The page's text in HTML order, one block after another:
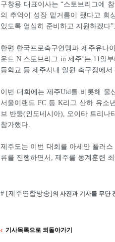
구창용 대표이사는 “스토브리그에
의 추억이 성장 밑거름이 됐다고 회
있도록 열심히 준비하고 지원하겠다
한편 한국프로축구연맹과 제주유나
운드 N 스토브리그 in 제주’는 11일
등학교 등 제주시내 일원 축구장에서
이번 대회에는 제주Utd를 비롯해 울
서울이랜드 FC 등 K리그 산하 유소
브 반둥(인도네시아), 오이타 트리나
참가했다.
제주도는 이번 대회를 아세안 플러
류를 진행하면서, 제주를 동계훈련
# [제주연합방송]의 사진과 기사를 무단
기사목록으로 되돌아가기